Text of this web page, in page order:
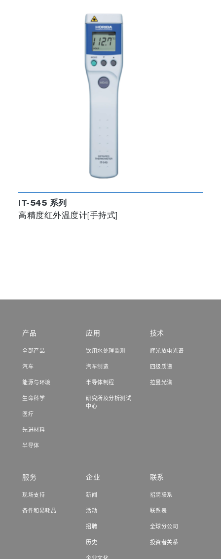
IT-545 系列
高精度红外温度计[手持式]
产品
全部产品
汽车
能源与环境
生命科学
医疗
先进材料
半导体
应用
饮用水处理监测
汽车制造
半导体制程
研究所及分析测试
中心
技术
辉光放电光谱
四级质谱
拉曼光谱
服务
现场支持
备件和易耗品
企业
新闻
活动
招聘
历史
联系
招聘联系
联系表
全球分公司
投资者关系